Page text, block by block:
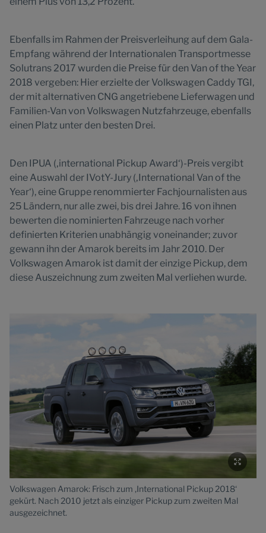
Ebenfalls im Rahmen der Preisverleihung auf dem Gala-
Empfang während der Internationalen Transportmesse
Solutrans 2017 wurden die Preise für den Van of the Year
2018 vergeben: Hier erzielte der Volkswagen Caddy TGI,
der mit alternativen CNG angetriebene Lieferwagen und
Familien-Van von Volkswagen Nutzfahrzeuge, ebenfalls
einen Platz unter den besten Drei.
Den IPUA (‚international Pickup Award‘)-Preis vergibt
eine Auswahl der IVotY-Jury (‚International Van of the
Year‘), eine Gruppe renommierter Fachjournalisten aus
25 Ländern, nur alle zwei, bis drei Jahre. 16 von ihnen
bewerten die nominierten Fahrzeuge nach vorher
definierten Kriterien unabhängig voneinander; zuvor
gewann ihn der Amarok bereits im Jahr 2010. Der
Volkswagen Amarok ist damit der einzige Pickup, dem
diese Auszeichnung zum zweiten Mal verliehen wurde.
Volkswagen Amarok: Frisch zum ‚International Pickup 2018‘
gekürt. Nach 2010 jetzt als einziger Pickup zum zweiten Mal
ausgezeichnet.